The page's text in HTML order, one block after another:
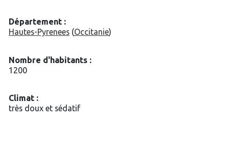
Département :
Hautes-Pyrenees(Occitanie)
Nombre d'habitants :
1200
Climat :
très doux et sédatif